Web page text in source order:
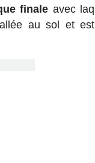
finale avec
au sol et